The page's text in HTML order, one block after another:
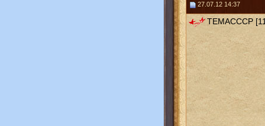
27.07.12 14:37
ТЕМАСССР